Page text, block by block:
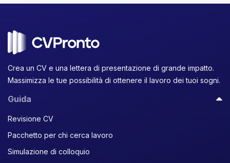
Crea un CV e una lettera di presentazione di grande impatto.
Massimizza le tue possibilità di ottenere il lavoro dei tuoi sogni.
Guida
Revisione CV
Pacchetto per chi cerca lavoro
Simulazione di colloquio